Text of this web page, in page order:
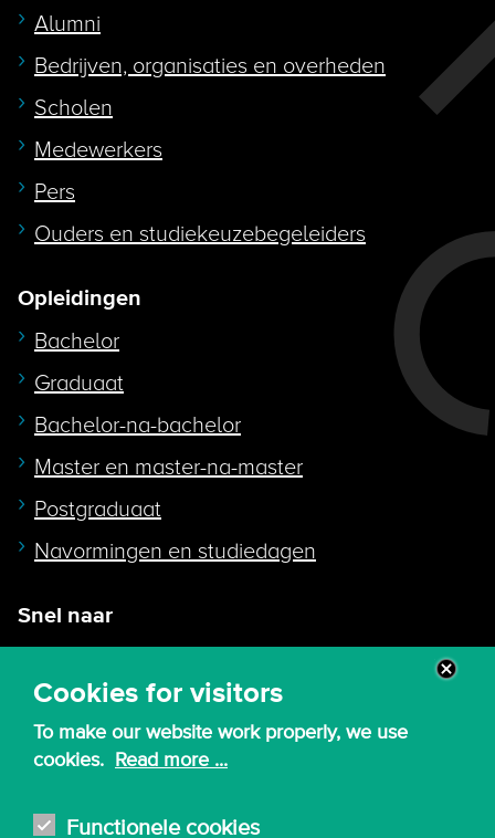
Cookies for visitors
To make our website work properly, we use
cookies. Read more ...
Functionele cookies
Alumni
Bedrijven, organisaties en overheden
Scholen
Medewerkers
Pers
Ouders en studiekeuzebegeleiders
Opleidingen
Bachelor
Graduaat
Bachelor-na-bachelor
Master en master-na-master
Postgraduaat
Navormingen en studiedagen
Snel naar
Webmail
Canvas
Bibliotheek